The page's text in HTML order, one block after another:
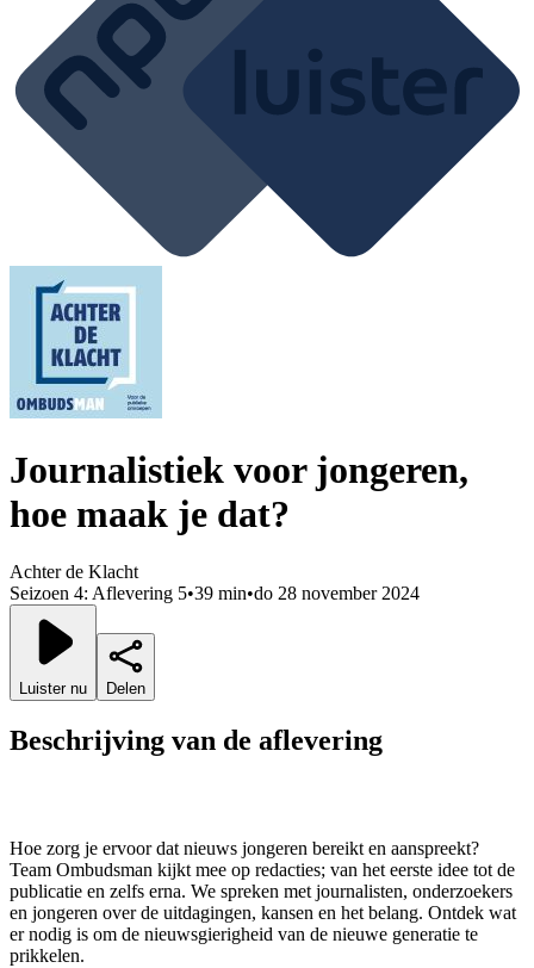
Journalistiek voor jongeren,
hoe maak je dat?
Achter de Klacht
Seizoen 4: Aflevering 5•39 min•do 28 november 2024
Luister nu Delen
Beschrijving van de aflevering
Hoe zorg je ervoor dat nieuws jongeren bereikt en aanspreekt?
Team Ombudsman kijkt mee op redacties; van het eerste idee tot de
publicatie en zelfs erna. We spreken met journalisten, onderzoekers
en jongeren over de uitdagingen, kansen en het belang. Ontdek wat
er nodig is om de nieuwsgierigheid van de nieuwe generatie te
prikkelen.